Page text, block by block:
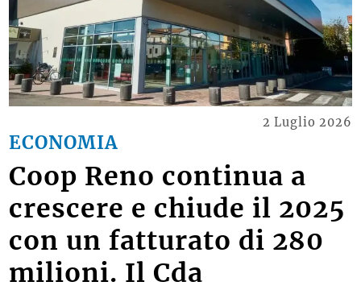
ECONOMIA
2 Luglio 2026
Coop Reno continua a
crescere e chiude il 2025
con un fatturato di 280
milioni. Il Cda